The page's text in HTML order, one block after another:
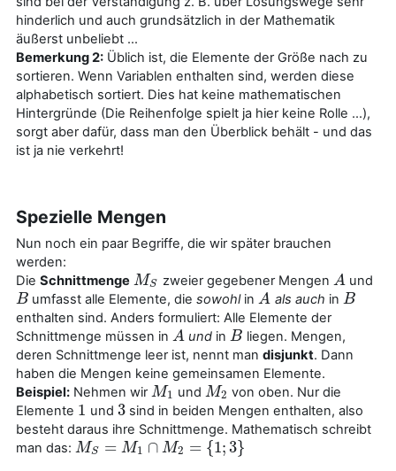
hinderlich und auch grundsätzlich in der Mathematik
äußerst unbeliebt ...
Bemerkung 2: Üblich ist, die Elemente der Größe nach zu
sortieren. Wenn Variablen enthalten sind, werden diese
alphabetisch sortiert. Dies hat keine mathematischen
Hintergründe (Die Reihenfolge spielt ja hier keine Rolle ...),
sorgt aber dafür, dass man den Überblick behält - und das
ist ja nie verkehrt!
Spezielle Mengen
Nun noch ein paar Begriffe, die wir später brauchen
werden:
Die Schnittmenge MS
MS zweier gegebener Mengen A
A und
B
B umfasst alle Elemente, diesowohl in A
A als auch in B
B
enthalten sind. Anders formuliert: Alle Elemente der
Schnittmenge müssen in A
A und in B
B liegen. Mengen,
deren Schnittmenge leer ist, nennt man disjunkt. Dann
haben die Mengen keine gemeinsamen Elemente.
Beispiel: Nehmen wirM1
M1 und M2
M2 von oben. Nur die
Elemente 1
1 und 3
3 sind in beiden Mengen enthalten, also
besteht daraus ihre Schnittmenge. Mathematisch schreibt
man das: MS = M1 ∩ M2 = {1;3}
MS= M1 ∩M 2= {1;3}